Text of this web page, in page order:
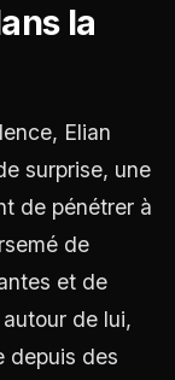
la
Elian
surprise, une
de pénétrer à
de
et de
de lui,
depuis des